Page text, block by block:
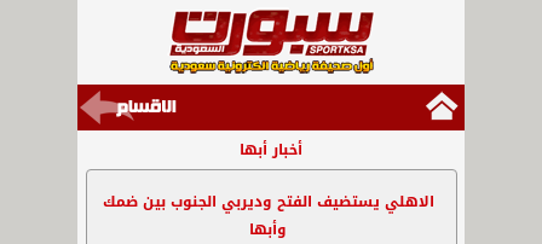
أخبار أبها
الاهلي يستضيف الفتح وديربي الجنوب بين ضمك
وأبها